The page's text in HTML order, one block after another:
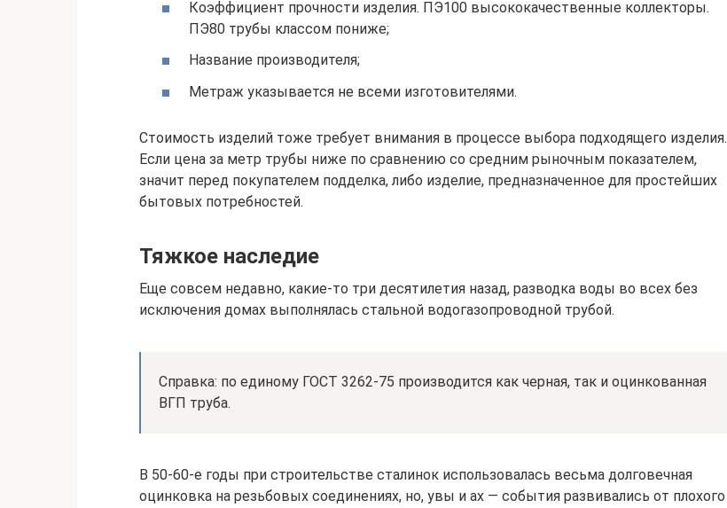
Коэффициент прочности изделия. ПЭ100 высококачественные коллекторы.
ПЭ80 трубы классом пониже;
Название производителя;
Метраж указывается не всеми изготовителями.
Стоимость изделий тоже требует внимания в процессе выбора подходящего изделия.
Если цена за метр трубы ниже по сравнению со средним рыночным показателем,
значит перед покупателем подделка, либо изделие, предназначенное для простейших
бытовых потребностей.
Тяжкое наследие
Еще совсем недавно, какие-то три десятилетия назад, разводка воды во всех без
исключения домах выполнялась стальной водогазопроводной трубой.
Справка: по единому ГОСТ 3262-75 производится как черная, так и оцинкованная
ВГП труба.
В 50-60-е годы при строительстве сталинок использовалась весьма долговечная
оцинковка на резьбовых соединениях, но, увы и ах — события развивались от плохого